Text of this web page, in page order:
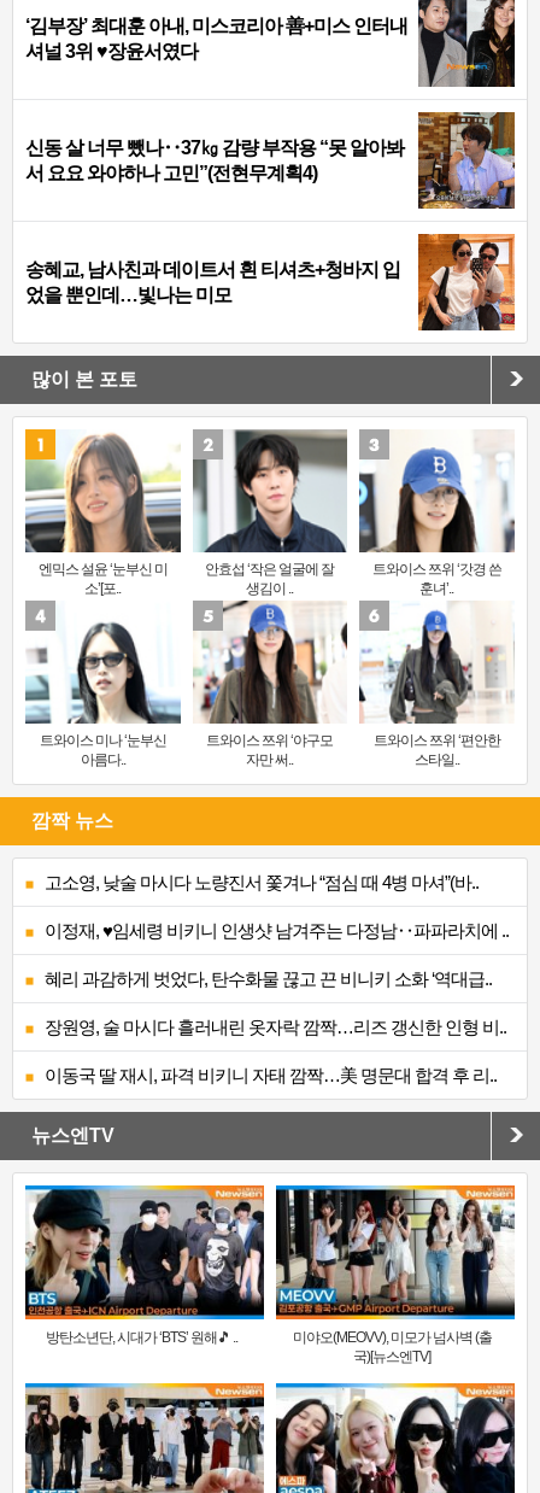
‘김부장’ 최대훈 아내, 미스코리아 善+미스 인터내
셔널 3위 ♥장윤서였다
신동 살 너무 뺐나‥37㎏ 감량 부작용 “못 알아봐
서 요요 와야하나 고민”(전현무계획4)
송혜교, 남사친과 데이트서 흰 티셔츠+청바지 입
었을 뿐인데…빛나는 미모
많이 본 포토
엔믹스 설윤 ‘눈부신 미
소’[포..
안효섭 ‘작은 얼굴에 잘
생김이 ..
트와이스 쯔위 ‘갓경 쓴
훈녀’..
트와이스 미나 ‘눈부신
아름다..
트와이스 쯔위 ‘야구모
자만 써..
트와이스 쯔위 ‘편안한
스타일..
깜짝 뉴스
고소영, 낮술 마시다 노량진서 쫓겨나 “점심 때 4병 마셔”(바..
이정재, ♥임세령 비키니 인생샷 남겨주는 다정남‥파파라치에 ..
혜리 과감하게 벗었다, 탄수화물 끊고 끈 비니키 소화 ‘역대급..
장원영, 술 마시다 흘러내린 옷자락 깜짝…리즈 갱신한 인형 비..
이동국 딸 재시, 파격 비키니 자태 깜짝…美 명문대 합격 후 리..
뉴스엔TV
방탄소년단, 시대가 ‘BTS’ 원해🎵 ..
미야오(MEOVV), 미모가 넘사벽 (출
국)[뉴스엔TV]